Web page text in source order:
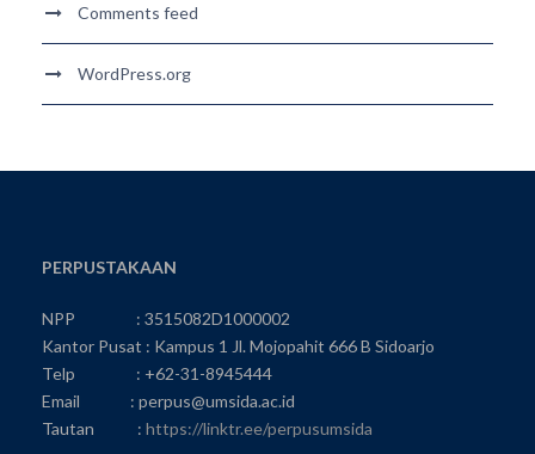
Comments feed
WordPress.org
PERPUSTAKAAN
NPP : 3515082D1000002
Kantor Pusat : Kampus 1 Jl. Mojopahit 666 B Sidoarjo
Telp : +62-31-8945444
Email : perpus@umsida.ac.id
Tautan : https://linktr.ee/perpusumsida